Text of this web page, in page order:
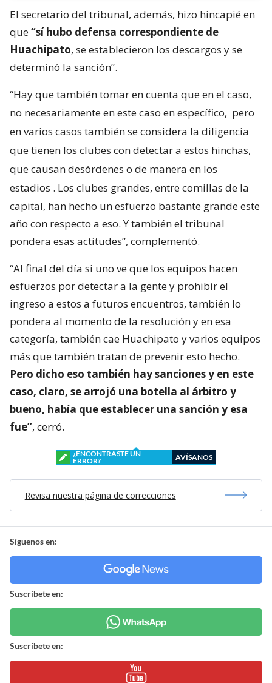
El secretario del tribunal, además, hizo hincapié en
que“sí hubo defensa correspondiente de
Huachipato, se establecieron los descargos y se
determinó la sanción”.
“Hay que también tomar en cuenta que en el caso,
no necesariamente en este caso en específico, pero
en varios casos también se considera la diligencia
que tienen los clubes con detectar a estos hinchas,
que causan desórdenes o de manera en los
estadios . Los clubes grandes, entre comillas de la
capital, han hecho un esfuerzo bastante grande este
año con respecto a eso. Y también el tribunal
pondera esas actitudes”, complementó.
“Al final del día si uno ve que los equipos hacen
esfuerzos por detectar a la gente y prohibir el
ingreso a estos a futuros encuentros, también lo
pondera al momento de la resolución y en esa
categoría, también cae Huachipato y varios equipos
más que también tratan de prevenir esto hecho.
Pero dicho eso también hay sanciones y en este
caso, claro, se arrojó una botella al árbitro y
bueno, había que establecer una sanción y esa
fue”, cerró.
¿ENCONTRASTE UN
ERROR?
AVÍSANOS
Revisa nuestra página de correcciones
Síguenos en:
Suscríbete en:
Suscríbete en: